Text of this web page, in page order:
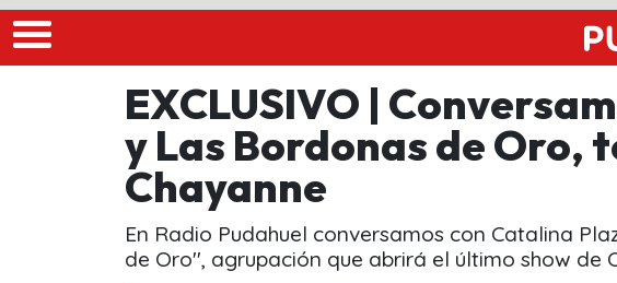
EXCLUSIVO |
y Las Bordonas de Oro,
Chayanne
En Radio Pudahuel conversamos con Catalina
de Oro'', agrupación que abrirá el último show de